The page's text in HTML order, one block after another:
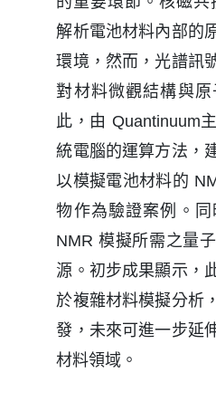
解析電池材料內部的
環境，然而，光譜訊
對材料微觀結構與
此，由 Quantinuum
統電腦的運算方法，
以模擬電池材料的
物作為驗證案例。
NMR 模擬所需之量
源。初步成果顯示，
於複雜材料模擬分析
發，未來可進一步延
材料領域。